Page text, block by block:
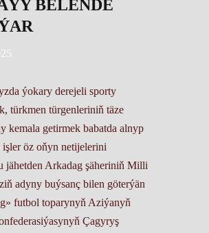
BELENDE
ýokary derejeli sporty
türkmen türgenleriniň täze
kemala getirmek babatda alnyp
öz oňyn netijelerini
jähetden Arkadag şäheriniň Milli
adyny buýsanç bilen göterýän
futbol toparynyň Aziýanyň
Çagyryş